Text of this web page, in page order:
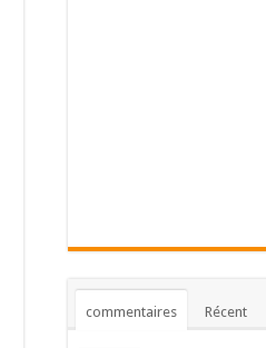
commentaires Récent